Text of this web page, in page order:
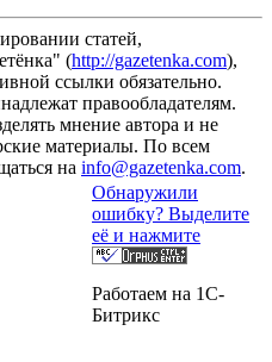
статей,
(http://gazetenka.com),
ссылки обязательно.
правообладателям.
мнение автора и не
материалы. По всем
на info@gazetenka.com.
Обнаружили
ошибку? Выделите
её и нажмите
Работаем на 1C-
Битрикс